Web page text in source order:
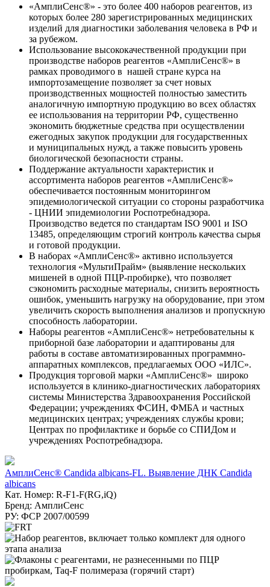
«АмплиСенс®» - это более 400 наборов реагентов, из
которых более 280 зарегистрированных медицинских
изделий для диагностики заболевания человека в РФ и
за рубежом.
Использование высококачественной продукции при
производстве наборов реагентов «АмплиСенс®» в
рамках проводимого в нашей стране курса на
импортозамещение позволяет за счет новых
производственных мощностей полностью заместить
аналогичную импортную продукцию во всех областях
ее использования на территории РФ, существенно
экономить бюджетные средства при осуществлении
ежегодных закупок продукции для государственных
и муниципальных нужд, а также повысить уровень
биологической безопасности страны.
Поддержание актуальности характеристик и
ассортимента наборов реагентов «АмплиСенс®»
обеспечивается постоянным мониторингом
эпидемиологической ситуации со стороны разработчика
- ЦНИИ эпидемиологии Роспотребнадзора.
Производство ведется по стандартам ISO 9001 и ISO
13485, определяющим строгий контроль качества сырья
и готовой продукции.
В наборах «АмплиСенс®» активно используется
технология «МультиПрайм» (выявление нескольких
мишеней в одной ПЦР-пробирке), что позволяет
сэкономить расходные материалы, снизить вероятность
ошибок, уменьшить нагрузку на оборудование, при этом
увеличить скорость выполнения анализов и пропускную
способность лаборатории.
Наборы реагентов «АмплиСенс®» нетребовательны к
приборной базе лаборатории и адаптированы для
работы в составе автоматизированных программно-
аппаратных комплексов, предлагаемых ООО «ИЛС».
Продукция торговой марки «АмплиСенс®» широко
используется в клинико-диагностических лабораториях
системы Министерства Здравоохранения Российской
Федерации; учреждениях ФСИН, ФМБА и частных
медицинских центрах; учреждениях службы крови;
Центрах по профилактике и борьбе со СПИДом и
учреждениях Роспотребнадзора.
АмплиСенс® Candida albicans-FL. Выявление ДНК Candida
albicans
Кат. Номер: R-F1-F(RG,iQ)
Бренд: АмплиСенс
РУ: ФСР 2007/00599